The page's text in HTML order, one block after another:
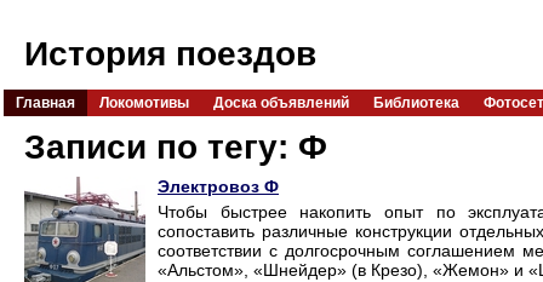
История поездов
Главная Локомотивы Доска объявлений Библиотека
Записи по тегу: Ф
Электровоз Ф
Чтобы быстрее накопить опыт по
сопоставить различные конструкции
соответствии с долгосрочным
«Альстом», «Шнейдер» (в Крезо), «Жемон» и